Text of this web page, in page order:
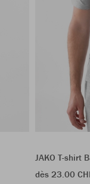
JAKO T-shirt
dès 23.00